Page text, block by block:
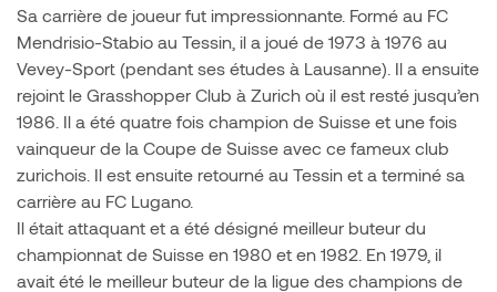
Sa carrière de joueur fut impressionnante. Formé au FC
Mendrisio-Stabio au Tessin, il a joué de 1973 à 1976 au
Vevey-Sport (pendant ses études à Lausanne). Il a ensuite
rejoint le Grasshopper Club à Zurich où il est resté jusqu’en
1986. Il a été quatre fois champion de Suisse et une fois
vainqueur de la Coupe de Suisse avec ce fameux club
zurichois. Il est ensuite retourné au Tessin et a terminé sa
carrière au FC Lugano.
Il était attaquant et a été désigné meilleur buteur du
championnat de Suisse en 1980 et en 1982. En 1979, il
avait été le meilleur buteur de la ligue des champions de